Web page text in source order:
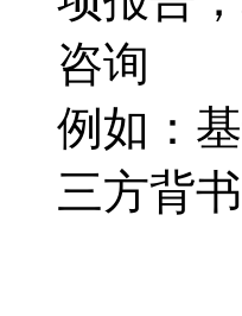
咨询
例如：
三方背